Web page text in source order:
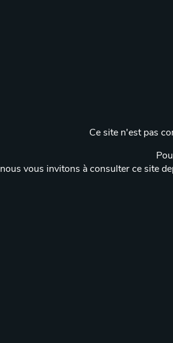
Ce site n'est pas
nous vous invitons à consulter ce site